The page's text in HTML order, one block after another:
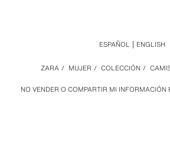
NO VENDER O COMPARTIR MI INFORMACIÓN
ZARA / MUJER / COLECCIÓN /
ESPAÑOL ENGLISH